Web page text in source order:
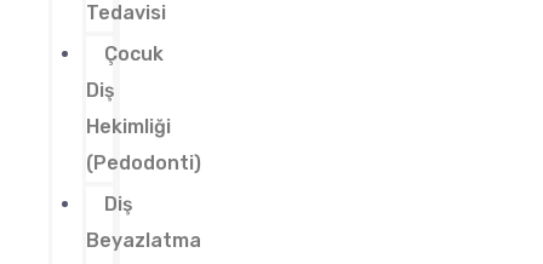
Tedavisi
Çocuk
Diş
Hekimliği
(Pedodonti)
Diş
Beyazlatma